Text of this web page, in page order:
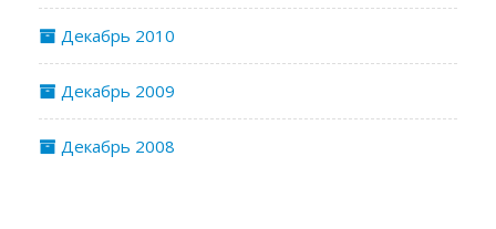
Декабрь 2010
Декабрь 2009
Декабрь 2008